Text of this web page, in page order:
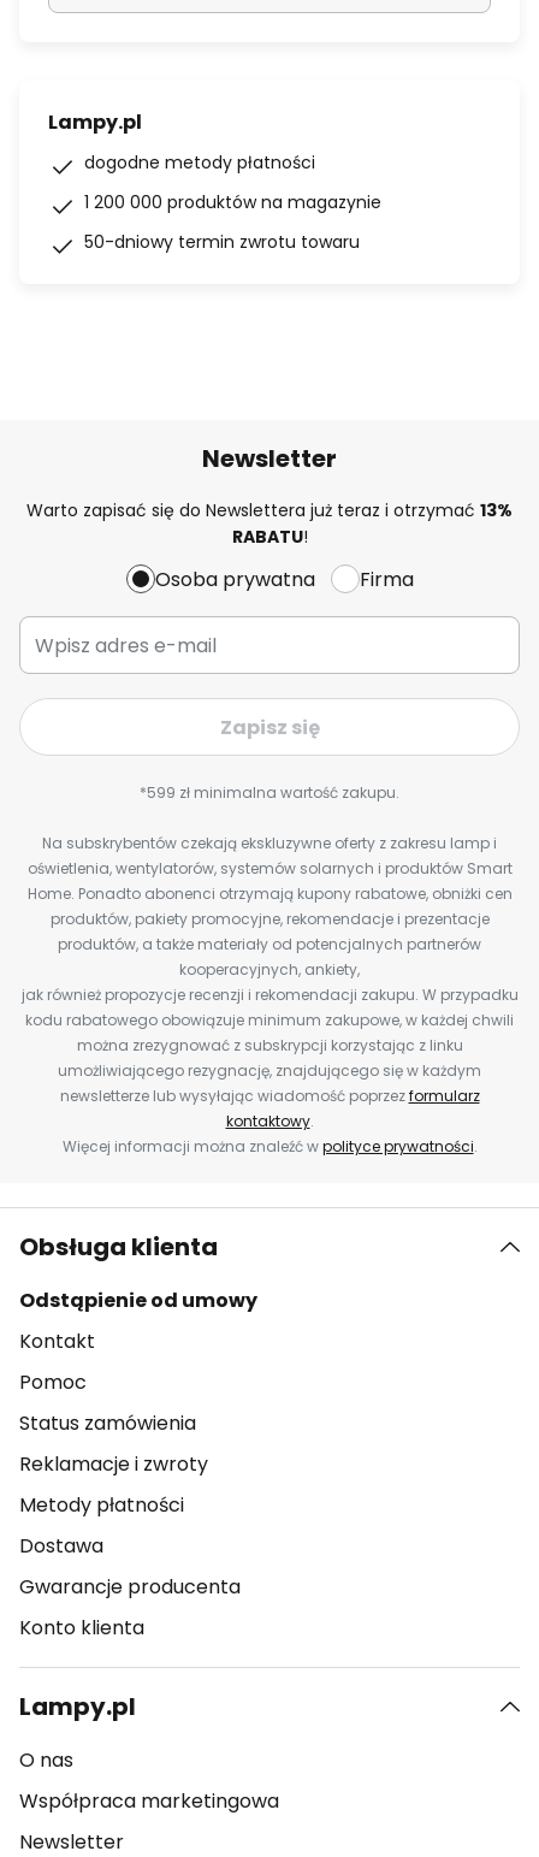
Lampy.pl
dogodne metody płatności
1 200 000 produktów na magazynie
50-dniowy termin zwrotu towaru
Newsletter
Warto zapisać się do Newslettera już teraz i otrzymać 13%
RABATU!
Osoba prywatna Firma
Zapisz się
*599 zł minimalna wartość zakupu.
Na subskrybentów czekają ekskluzywne oferty z zakresu lamp i
oświetlenia, wentylatorów, systemów solarnych i produktów Smart
Home. Ponadto abonenci otrzymają kupony rabatowe, obniżki cen
produktów, pakiety promocyjne, rekomendacje i prezentacje
produktów, a także materiały od potencjalnych partnerów
kooperacyjnych, ankiety,
jak również propozycje recenzji i rekomendacji zakupu. W przypadku
kodu rabatowego obowiązuje minimum zakupowe, w każdej chwili
można zrezygnować z subskrypcji korzystając z linku
umożliwiającego rezygnację, znajdującego się w każdym
newsletterze lub wysyłając wiadomość poprzezformularz
kontaktowy.
Więcej informacji można znaleźć wpolityce prywatności.
Obsługa klienta
Odstąpienie od umowy
Kontakt
Pomoc
Status zamówienia
Reklamacje i zwroty
Metody płatności
Dostawa
Gwarancje producenta
Konto klienta
Lampy.pl
O nas
Współpraca marketingowa
Newsletter